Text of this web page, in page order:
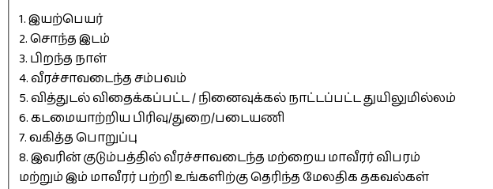
1. இயற்பெயர்
2. சொந்த இடம்
3. பிறந்த நாள்
4. வீரச்சாவடைந்த சம்பவம்
5. வித்துடல் விதைக்கப்பட்ட / நினைவுக்கல் நாட்டப்பட்ட துயிலுமில்லம்
6. கடமையாற்றிய பிரிவு/துறை/படையணி
7. வகித்த பொறுப்பு
8. இவரின் குடும்பத்தில் வீரச்சாவடைந்த மற்றைய மாவீரர் விபரம்
மற்றும் இம் மாவீரர் பற்றி உங்களிற்கு தெரிந்த மேலதிக தகவல்கள்